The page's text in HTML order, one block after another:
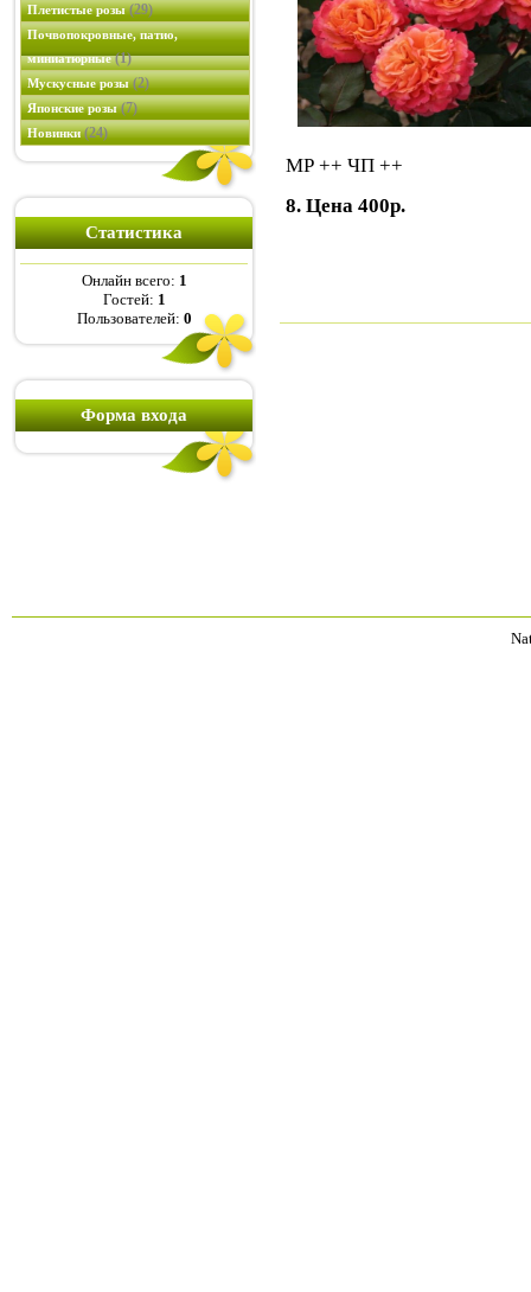
Плетистые розы(29)
Почвопокровные, патио,
миниатюрные(1)
Мускусные розы(2)
Японские розы(7)
Новинки(24)
Статистика
Онлайн всего: 1
Гостей: 1
Пользователей: 0
Форма входа
МР ++ ЧП ++
8. Цена 400р.